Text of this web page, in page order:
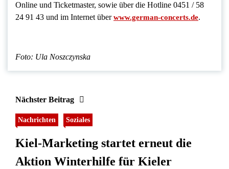
Online und Ticketmaster, sowie über die Hotline 0451 / 58
24 91 43 und im Internet überwww.german-concerts.de.
Foto: Ula Noszczynska
Nächster Beitrag
Nachrichten Soziales
Kiel-Marketing startet erneut die
Aktion Winterhilfe für Kieler